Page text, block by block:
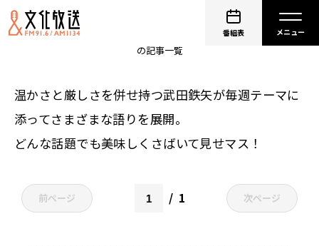
番組表
武田鉄矢 今朝の三枚おろし
の記事一覧
温かさと厳しさを併せ持つ武田鉄矢が毎週テーマに
添ってさまざまな語りを展開。
どんな話題でも美味しくさばいて見せマス！
前ページ 1 次ページ